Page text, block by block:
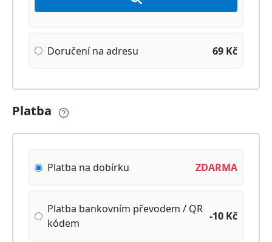
Doručení na adresu 69 Kč
Platba
Platba na dobírku ZDARMA
Platba bankovním převodem / QR
kódem
-10 Kč